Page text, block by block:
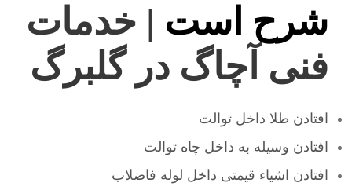
شرح است | خدمات
فنی آچاگ در گلبرگ
افتادن طلا داخل توالت
افتادن وسیله به داخل چاه توالت
افتادن اشیاء قیمتی داخل لوله فاضلاب